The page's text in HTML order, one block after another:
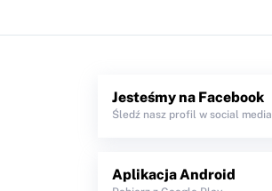
Jesteśmy na Facebook
Śledź nasz profil w social media
Aplikacja Android